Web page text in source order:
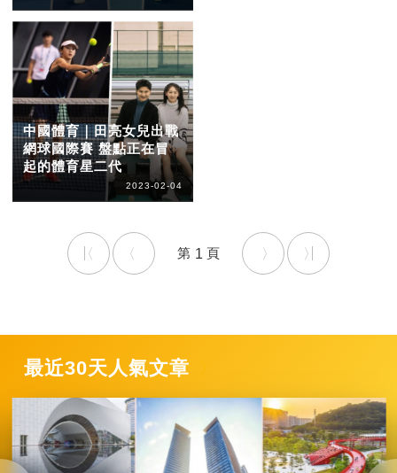
中國體育｜田亮女兒出戰
網球國際賽 盤點正在冒
起的體育星二代
2023-02-04
1
最近30天人氣文章